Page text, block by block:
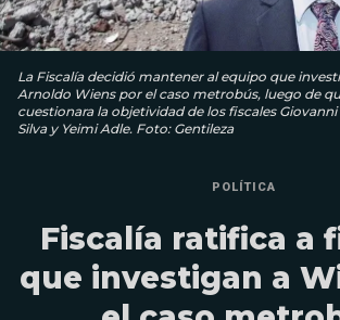
La Fiscalía decidió mantener al equipo que
Arnoldo Wiens por el caso metrobús, luego de
cuestionara la objetividad de los fiscales
Silva y Yeimi Adle. Foto: Gentileza
POLÍTICA
Fiscalía ratifica a
que investigan a